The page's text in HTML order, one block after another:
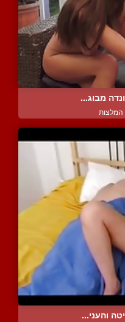
מבוג...
והעני...